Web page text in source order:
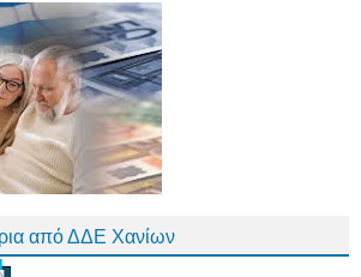
από ΔΔΕ Χανίων